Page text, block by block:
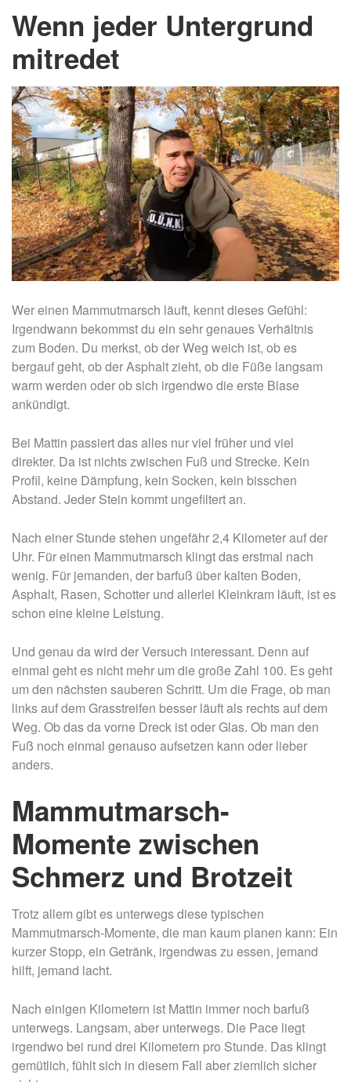
Wenn jeder Untergrund
mitredet
Wer einen Mammutmarsch läuft, kennt dieses Gefühl:
Irgendwann bekommst du ein sehr genaues Verhältnis
zum Boden. Du merkst, ob der Weg weich ist, ob es
bergauf geht, ob der Asphalt zieht, ob die Füße langsam
warm werden oder ob sich irgendwo die erste Blase
ankündigt.
Bei Mattin passiert das alles nur viel früher und viel
direkter. Da ist nichts zwischen Fuß und Strecke. Kein
Profil, keine Dämpfung, kein Socken, kein bisschen
Abstand. Jeder Stein kommt ungefiltert an.
Nach einer Stunde stehen ungefähr 2,4 Kilometer auf der
Uhr. Für einen Mammutmarsch klingt das erstmal nach
wenig. Für jemanden, der barfuß über kalten Boden,
Asphalt, Rasen, Schotter und allerlei Kleinkram läuft, ist es
schon eine kleine Leistung.
Und genau da wird der Versuch interessant. Denn auf
einmal geht es nicht mehr um die große Zahl 100. Es geht
um den nächsten sauberen Schritt. Um die Frage, ob man
links auf dem Grasstreifen besser läuft als rechts auf dem
Weg. Ob das da vorne Dreck ist oder Glas. Ob man den
Fuß noch einmal genauso aufsetzen kann oder lieber
anders.
Mammutmarsch-
Momente zwischen
Schmerz und Brotzeit
Trotz allem gibt es unterwegs diese typischen
Mammutmarsch-Momente, die man kaum planen kann: Ein
kurzer Stopp, ein Getränk, irgendwas zu essen, jemand
hilft, jemand lacht.
Nach einigen Kilometern ist Mattin immer noch barfuß
unterwegs. Langsam, aber unterwegs. Die Pace liegt
irgendwo bei rund drei Kilometern pro Stunde. Das klingt
gemütlich, fühlt sich in diesem Fall aber ziemlich sicher